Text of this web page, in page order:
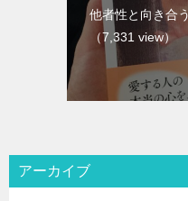
他者性と向き合
（7,331 view）
アーカイブ